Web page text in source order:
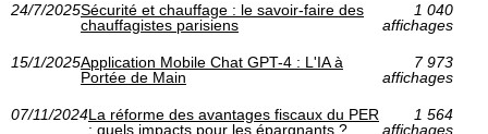
24/7/2025Sécurité et chauffage : le savoir-faire des
chauffagistes parisiens
1 040
affichages
15/1/2025Application Mobile Chat GPT-4 : L'IA à
Portée de Main
7 973
affichages
07/11/2024La réforme des avantages fiscaux du PER
: quels impacts pour les épargnants ?
1 564
affichages